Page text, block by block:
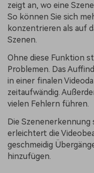
zeigt an, wo eine
So können Sie sich
konzentrieren als auf
Szenen.
Ohne diese Funktion
Problemen. Das
in einer finalen
zeitaufwändig.
vielen Fehlern führen.
Die Szenenerkennung
erleichtert die
geschmeidig
hinzufügen.